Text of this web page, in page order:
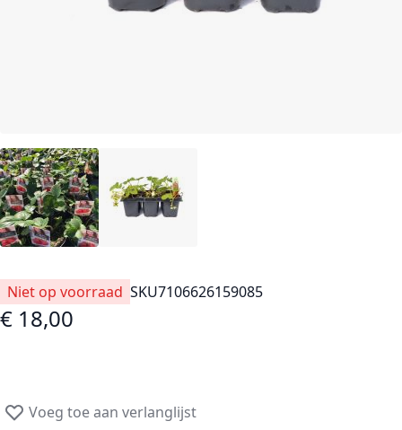
Niet op voorraad SKU7106626159085
€ 18,00
Voeg toe aan verlanglijst